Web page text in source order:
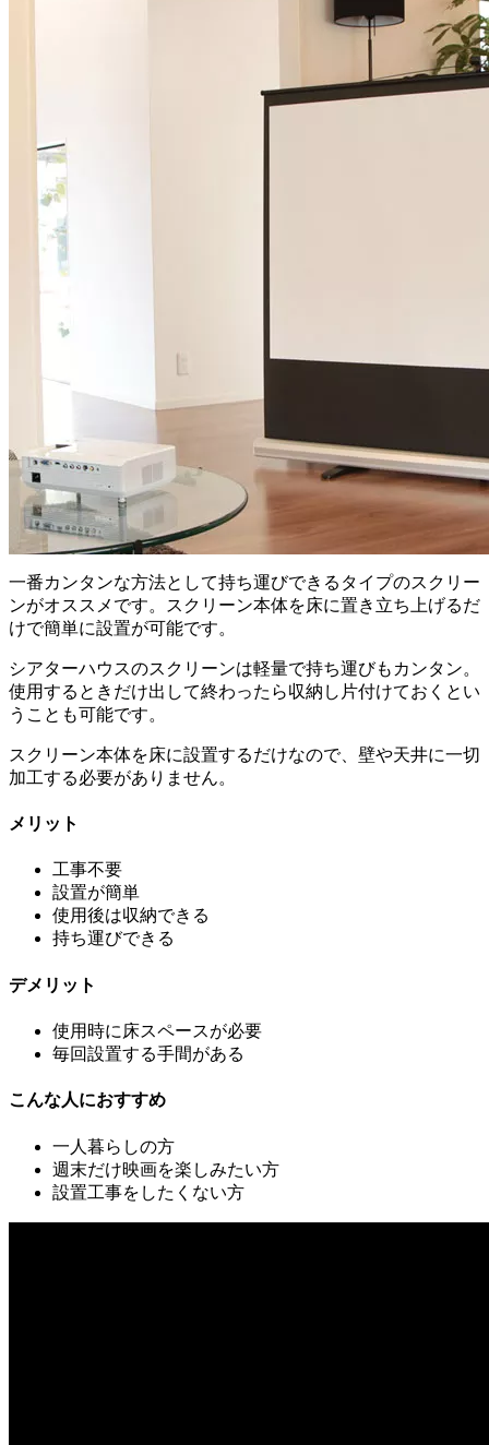
一番カンタンな方法として持ち運びできるタイプのスクリー
ンがオススメです。スクリーン本体を床に置き立ち上げるだ
けで簡単に設置が可能です。
シアターハウスのスクリーンは軽量で持ち運びもカンタン。
使用するときだけ出して終わったら収納し片付けておくとい
うことも可能です。
スクリーン本体を床に設置するだけなので、壁や天井に一切
加工する必要がありません。
メリット
工事不要
設置が簡単
使用後は収納できる
持ち運びできる
デメリット
使用時に床スペースが必要
毎回設置する手間がある
こんな人におすすめ
一人暮らしの方
週末だけ映画を楽しみたい方
設置工事をしたくない方